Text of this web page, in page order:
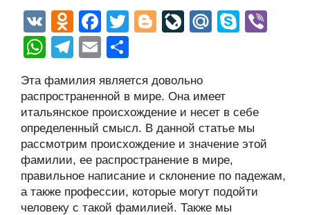
V
K
O
d
n
o
kl
a
ss
ni
ki
F
a
c
e
b
o
o
k
T
er
Bl
g
er
Li
J
o
ur
n
al
M
u
S
W
at
s
A
p
p
T
e
gr
a
m
E
ail р
а
в
и
ть
Эта фамилия является довольно
распространенной в мире. Она имеет
итальянское происхождение и несет в себе
определенный смысл. В данной статье мы
рассмотрим происхождение и значение этой
фамилии, ее распространение в мире,
правильное написание и склонение по падежам,
а также профессии, которые могут подойти
человеку с такой фамилией. Также мы